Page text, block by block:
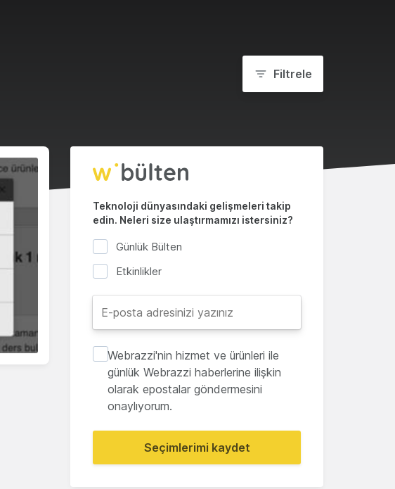
Filtrele
Teknoloji dünyasındaki gelişmeleri takip
edin. Neleri size ulaştırmamızı istersiniz?
Günlük Bülten
Etkinlikler
Webrazzi'nin hizmet ve ürünleri ile
günlük Webrazzi haberlerine ilişkin
olarak epostalar göndermesini
onaylıyorum.
Seçimlerimi kaydet